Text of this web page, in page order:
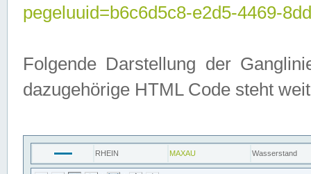
pegeluuid=b6c6d5c8-e2d5-4469-
Folgende Darstellung der
dazugehörige HTML Code steht